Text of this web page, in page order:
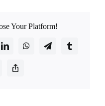
Your Platform!
LinkedInWhatsAppTelegramTumblr
Copy